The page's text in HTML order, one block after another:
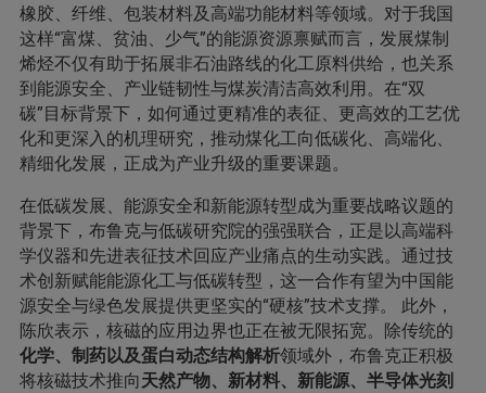
橡胶、纤维、包装材料及高端功能材料等领域。对于我国
这样“富煤、贫油、少气”的能源资源禀赋而言，发展煤制
烯烃不仅有助于拓展非石油路线的化工原料供给，也关系
到能源安全、产业链韧性与煤炭清洁高效利用。在“双
碳”目标背景下，如何通过更精准的表征、更高效的工艺优
化和更深入的机理研究，推动煤化工向低碳化、高端化、
精细化发展，正成为产业升级的重要课题。
在低碳发展、能源安全和新能源转型成为重要战略议题的
背景下，布鲁克与低碳研究院的强强联合，正是以高端科
学仪器和先进表征技术回应产业痛点的生动实践。通过技
术创新赋能能源化工与低碳转型，这一合作有望为中国能
源安全与绿色发展提供更坚实的“硬核”技术支撑。 此外，
陈欣表示，核磁的应用边界也正在被无限拓宽。除传统的
化学、制药以及蛋白动态结构解析领域外，布鲁克正积极
将核磁技术推向天然产物、新材料、新能源、半导体光刻